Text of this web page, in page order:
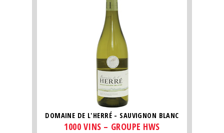
DOMAINE DE L'HERRÉ - SAUVIGNON BLANC
1000 VINS – GROUPE HWS